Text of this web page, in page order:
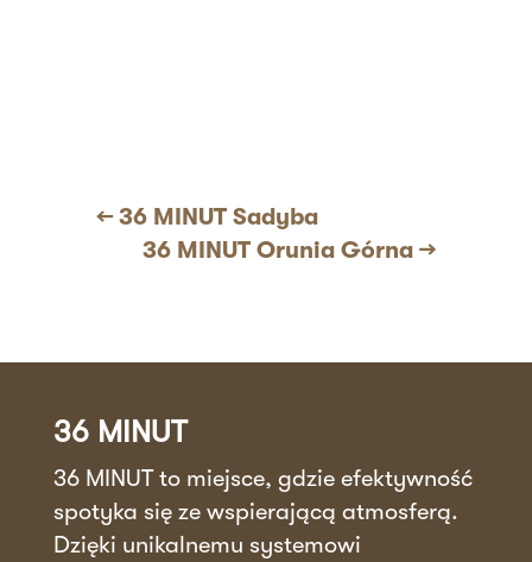
←36 MINUT Sadyba
36 MINUT Orunia Górna →
36 MINUT
36 MINUT to miejsce, gdzie efektywność
spotyka się ze wspierającą atmosferą.
Dzięki unikalnemu systemowi